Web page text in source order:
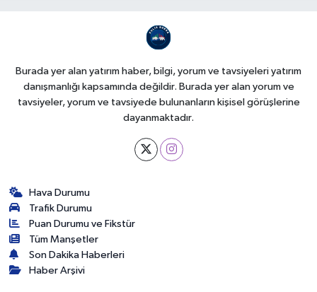
Burada yer alan yatırım haber, bilgi, yorum ve tavsiyeleri yatırım
danışmanlığı kapsamında değildir. Burada yer alan yorum ve
tavsiyeler, yorum ve tavsiyede bulunanların kişisel görüşlerine
dayanmaktadır.
Hava Durumu
Trafik Durumu
Puan Durumu ve Fikstür
Tüm Manşetler
Son Dakika Haberleri
Haber Arşivi